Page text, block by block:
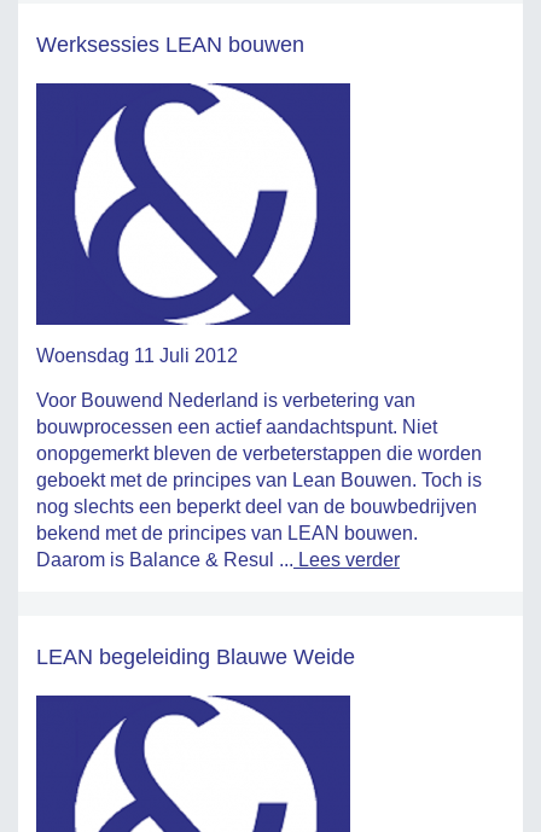
Werksessies LEAN bouwen
Woensdag 11 Juli 2012
Voor Bouwend Nederland is verbetering van
bouwprocessen een actief aandachtspunt. Niet
onopgemerkt bleven de verbeterstappen die worden
geboekt met de principes van Lean Bouwen. Toch is
nog slechts een beperkt deel van de bouwbedrijven
bekend met de principes van LEAN bouwen.
Daarom is Balance & Resul ... Lees verder
LEAN begeleiding Blauwe Weide